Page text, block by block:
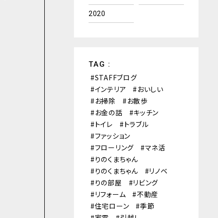
2020
TAG :
STAFFブログ
インテリア
おいしい
お掃除
お散歩
お金の話
キッチン
トイレ
トラブル
ファッション
フローリング
マネ活
りのくまちゃん
りのくまちゃん
リノベ
りの部屋
リビング
リフォーム
不動産
住宅ローン
季節